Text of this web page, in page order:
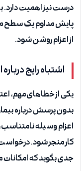
درست نیز اهمیت دارد.
پایش مداوم یک سطح
از اعزام روشن شود.
اشتباه رایج
یکی از خطاهای مهم،
بدون پرسش درباره
اعزام وسیله نامتناسب،
کار منجر شود.
جدی بگوید که امکانات